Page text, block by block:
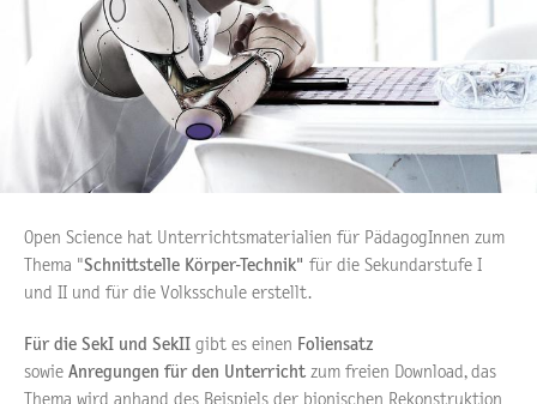
Open Science hat Unterrichtsmaterialien für PädagogInnen zum
Thema "Schnittstelle Körper-Technik"für die Sekundarstufe I
und II und für die Volksschule erstellt.
Für die SekI und SekII gibt es einen Foliensatz
sowieAnregungen für den Unterricht zum freien Download, das
Thema wird anhand des Beispiels der bionischen Rekonstruktion